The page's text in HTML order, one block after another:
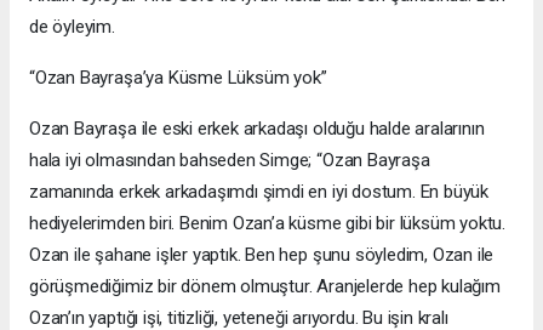
de öyleyim.
“Ozan Bayraşa’ya Küsme Lüksüm yok”
Ozan Bayraşa ile eski erkek arkadaşı olduğu halde aralarının
hala iyi olmasından bahseden Simge; “Ozan Bayraşa
zamanında erkek arkadaşımdı şimdi en iyi dostum. En büyük
hediyelerimden biri. Benim Ozan’a küsme gibi bir lüksüm yoktu.
Ozan ile şahane işler yaptık. Ben hep şunu söyledim, Ozan ile
görüşmediğimiz bir dönem olmuştur. Aranjelerde hep kulağım
Ozan’ın yaptığı işi, titizliği, yeteneği arıyordu. Bu işin kralı